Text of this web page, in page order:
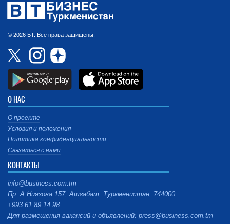
© 2026 БТ. Все права защищены.
О НАС
О проекте
Условия и положения
Политика конфиденциальности
Связаться с нами
КОНТАКТЫ
info@business.com.tm
Пр. А.Ниязова 157, Ашгабат, Туркменистан, 744000
+993 61 89 14 98
Для размещения вакансий и объявлений: press@business.com.tm